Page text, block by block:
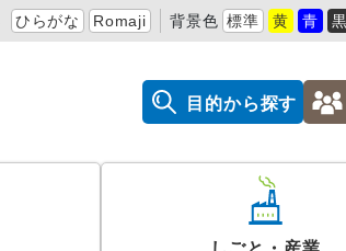
ひらがな Romaji 背景色 標準 黄 青 黒
目的から探す